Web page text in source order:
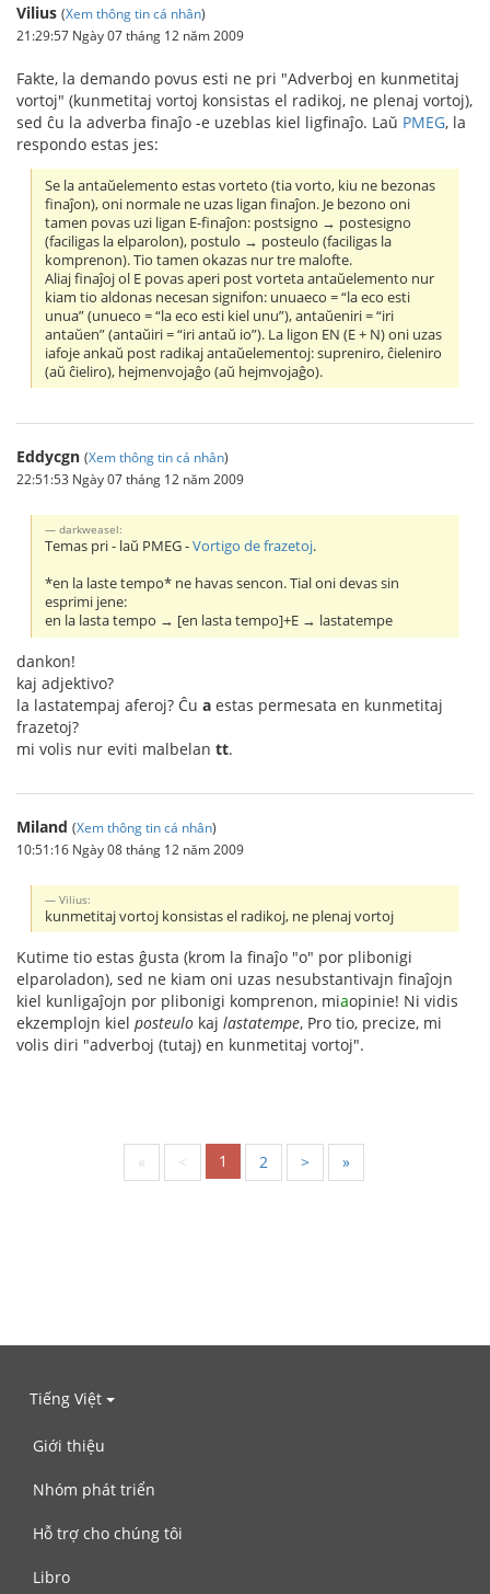
Vilius (Xem thông tin cá nhân)
21:29:57 Ngày 07 tháng 12 năm 2009
Fakte, la demando povus esti ne pri "Adverboj en kunmetitaj
vortoj" (kunmetitaj vortoj konsistas el radikoj, ne plenaj vortoj),
sed ĉu la adverba finaĵo -e uzeblas kiel ligfinaĵo. Laŭ PMEG, la
respondo estas jes:
Se la antaŭelemento estas vorteto (tia vorto, kiu ne bezonas
finaĵon), oni normale ne uzas ligan finaĵon. Je bezono oni
tamen povas uzi ligan E-finaĵon: postsigno → postesigno
(faciligas la elparolon), postulo → posteulo (faciligas la
komprenon). Tio tamen okazas nur tre malofte.
Aliaj finaĵoj ol E povas aperi post vorteta antaŭelemento nur
kiam tio aldonas necesan signifon: unuaeco = “la eco esti
unua” (unueco = “la eco esti kiel unu”), antaŭeniri = “iri
antaŭen” (antaŭiri = “iri antaŭ io”). La ligon EN (E + N) oni uzas
iafoje ankaŭ post radikaj antaŭelementoj: supreniro, ĉieleniro
(aŭ ĉieliro), hejmenvojaĝo (aŭ hejmvojaĝo).
Eddycgn (Xem thông tin cá nhân)
22:51:53 Ngày 07 tháng 12 năm 2009
darkweasel:
Temas pri - laŭ PMEG -Vortigo de frazetoj.
*en la laste tempo* ne havas sencon. Tial oni devas sin
esprimi jene:
en la lasta tempo → [en lasta tempo]+E → lastatempe
dankon!
kaj adjektivo?
la lastatempaj aferoj? Ĉu a estas permesata en kunmetitaj
frazetoj?
mi volis nur eviti malbelan tt.
Miland (Xem thông tin cá nhân)
10:51:16 Ngày 08 tháng 12 năm 2009
Vilius:
kunmetitaj vortoj konsistas el radikoj, ne plenaj vortoj
Kutime tio estas ĝusta (krom la finaĵo "o" por plibonigi
elparoladon), sed ne kiam oni uzas nesubstantivajn finaĵojn
kiel kunligaĵojn por plibonigi komprenon, miaopinie! Ni vidis
ekzemplojn kiel posteulo kaj lastatempe, Pro tio, precize, mi
volis diri "adverboj (tutaj) en kunmetitaj vortoj".
« < 1 2 > »
Tiếng Việt
Giới thiệu
Nhóm phát triển
Hỗ trợ cho chúng tôi
Libro